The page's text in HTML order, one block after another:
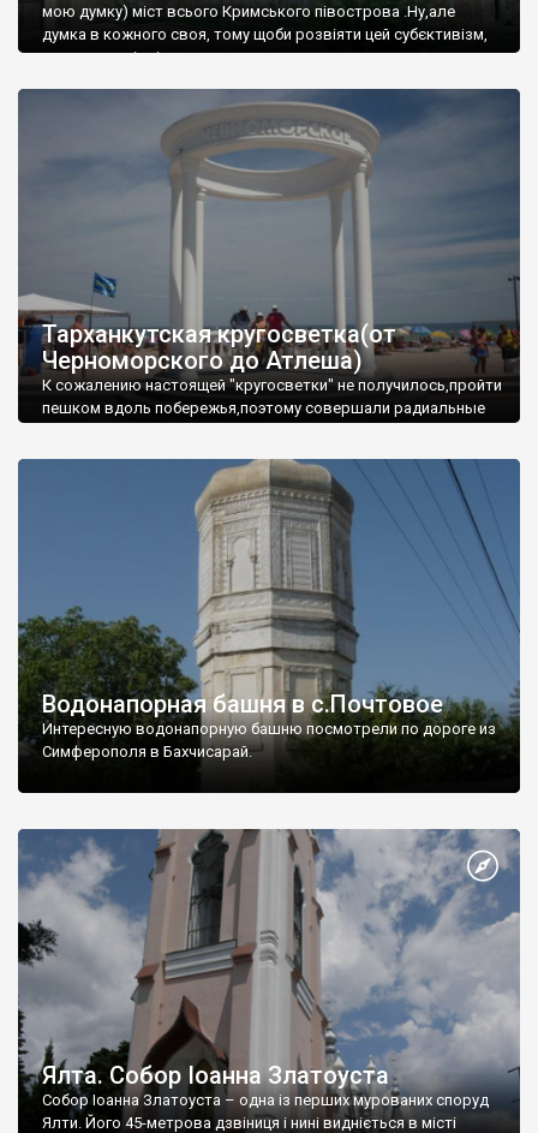
мою думку) міст всього Кримського півострова .Ну,але
думка в кожного своя, тому щоби розвіяти цей субєктивізм,
запрошую відвідати це
Тарханкутская кругосветка(от
Черноморского до Атлеша)
К сожалению настоящей "кругосветки" не получилось,пройти
пешком вдоль побережья,поэтому совершали радиальные
Водонапорная башня в с.Почтовое
Интересную водонапорную башню посмотрели по дороге из
Симферополя в Бахчисарай.
Ялта. Собор Іоанна Златоуста
Собор Іоанна Златоуста – одна із перших мурованих споруд
Ялти. Його 45-метрова дзвіниця і нині видніється в місті